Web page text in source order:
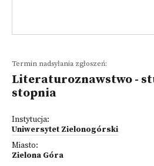
Termin nadsyłania zgłoszeń:
Literaturoznawstwo -
stopnia
Instytucja:
Uniwersytet Zielonogórski
Miasto:
Zielona Góra